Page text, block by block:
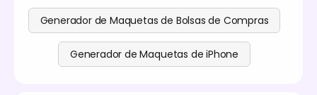
Generador de Maquetas de Bolsas de Compras
Generador de Maquetas de iPhone